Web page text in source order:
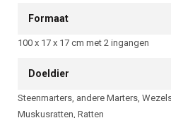
Formaat
100 x 17 x 17 cm met 2 ingangen
Doeldier
Steenmarters, andere Marters,
Muskusratten, Ratten